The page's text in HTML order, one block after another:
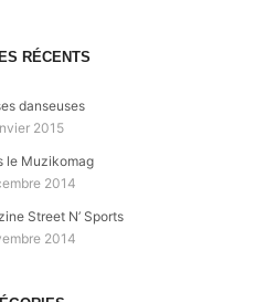
RÉCENTS
danseuses
2015
le Muzikomag
2014
Street N’ Sports
2014